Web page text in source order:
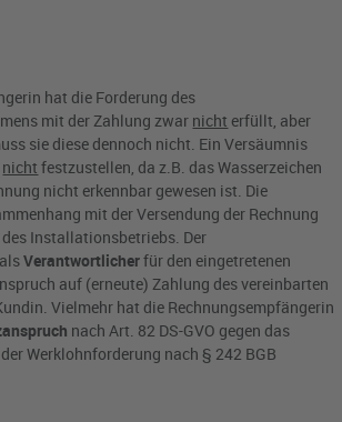
hat die Forderung des
mit der Zahlung zwar nicht erfüllt, aber
sie diese dennoch nicht. Ein Versäumnis
nicht festzustellen, da z.B. das Wasserzeichen
nicht erkennbar gewesen ist. Die
mit der Versendung der Rechnung
Installationsbetriebs. Der
alsVerantwortlicherfür den eingetretenen
auf (erneute) Zahlung des vereinbarten
Vielmehr hat die Rechnungsempfängerin
nach Art. 82 DS-GVO gegen das
Werklohnforderung nach § 242 BGB